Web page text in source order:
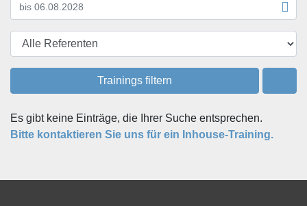
Trainings filtern
Es gibt keine Einträge, die Ihrer Suche entsprechen.
Bitte kontaktieren Sie uns für ein Inhouse-Training.